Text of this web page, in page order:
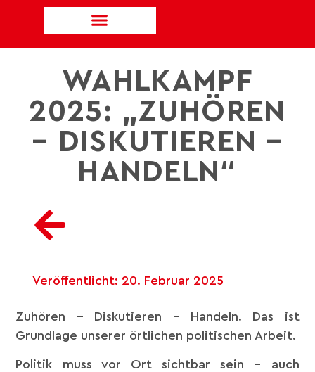
WAHLKAMPF
2025: „ZUHÖREN
– DISKUTIEREN –
HANDELN“
Veröffentlicht: 20. Februar 2025
Zuhören – Diskutieren – Handeln. Das ist
Grundlage unserer örtlichen politischen Arbeit.
Politik muss vor Ort sichtbar sein – auch